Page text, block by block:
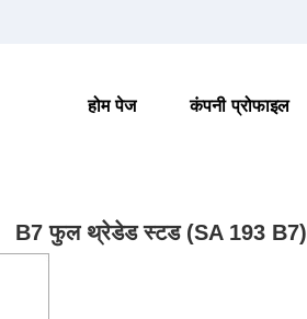
होम पेज कंपनी प्रोफाइल
B7 फुल थ्रेडेड स्टड (SA 193 B7)